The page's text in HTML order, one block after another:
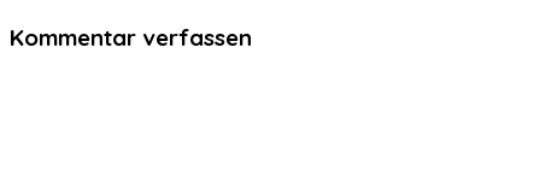
Kommentar verfassen